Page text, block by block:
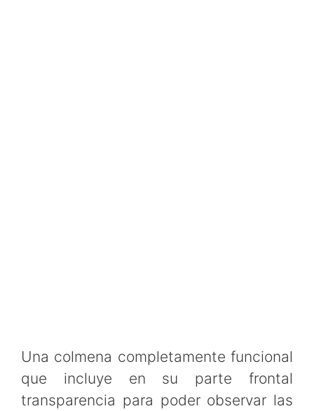
Una colmena completamente funcional
que incluye en su parte frontal
transparencia para poder observar las